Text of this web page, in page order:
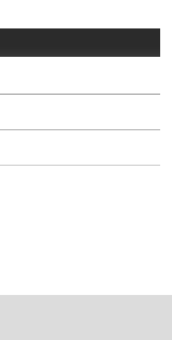
て頂いております。予め